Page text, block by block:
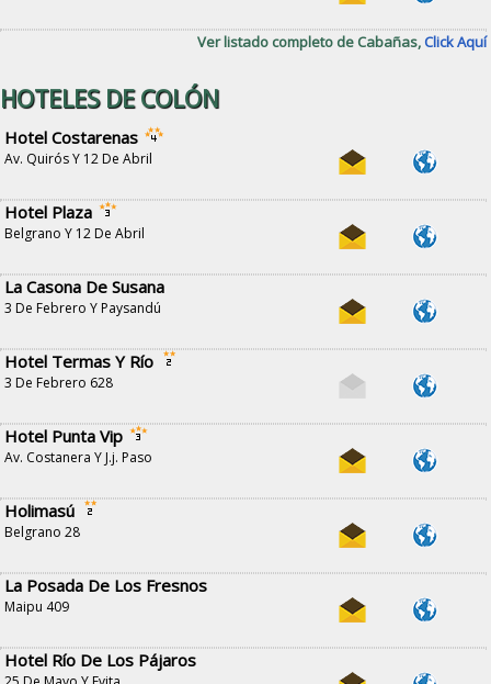
Ver listado completo de Cabañas,Click Aquí
HOTELES DE COLÓN
Hotel Costarenas
Av. Quirós Y 12 De Abril
Hotel Plaza
Belgrano Y 12 De Abril
La Casona De Susana
3 De Febrero Y Paysandú
Hotel Termas Y Río
3 De Febrero 628
Hotel Punta Vip
Av. Costanera Y J.j. Paso
Holimasú
Belgrano 28
La Posada De Los Fresnos
Maipu 409
Hotel Río De Los Pájaros